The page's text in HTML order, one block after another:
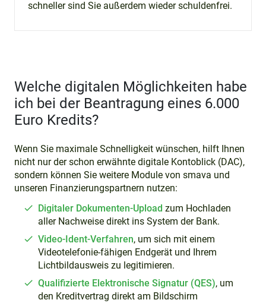
schneller sind Sie außerdem wieder schuldenfrei.
Welche digitalen Möglichkeiten habe
ich bei der Beantragung eines 6.000
Euro Kredits?
Wenn Sie maximale Schnelligkeit wünschen, hilft Ihnen
nicht nur der schon erwähnte digitale Kontoblick (DAC),
sondern können Sie weitere Module von smava und
unseren Finanzierungspartnern nutzen:
Digitaler Dokumenten-Upload zum Hochladen
aller Nachweise direkt ins System der Bank.
Video-Ident-Verfahren, um sich mit einem
Videotelefonie-fähigen Endgerät und Ihrem
Lichtbildausweis zu legitimieren.
Qualifizierte Elektronische Signatur (QES), um
den Kreditvertrag direkt am Bildschirm